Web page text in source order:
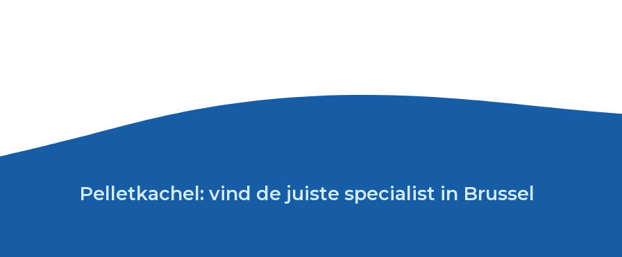
Pelletkachel: vind de juiste specialist in Brussel